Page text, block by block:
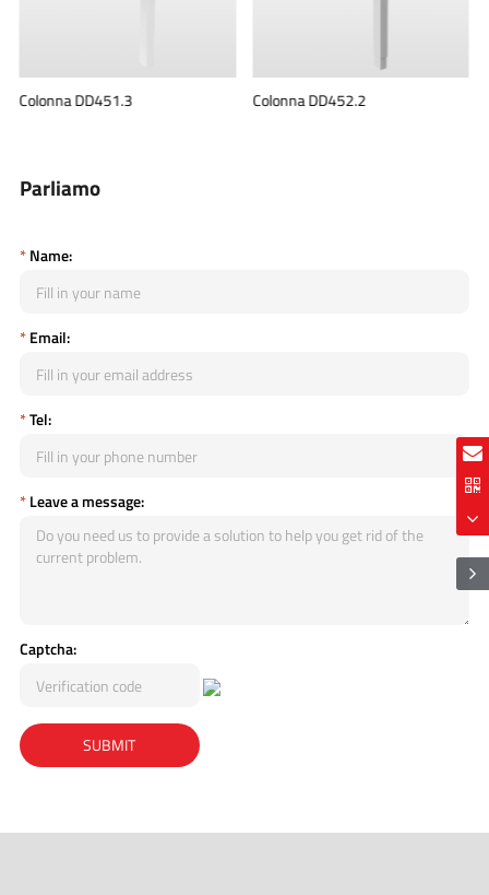
Colonna DD451.3 Colonna DD452.2
Parliamo
*Name:
*Email:
*Tel:
*Leave a message:
Captcha: